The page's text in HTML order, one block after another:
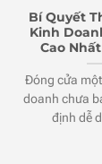
Bí Quyết
Kinh
Cao
Đóng cửa
doanh chưa
định dễ